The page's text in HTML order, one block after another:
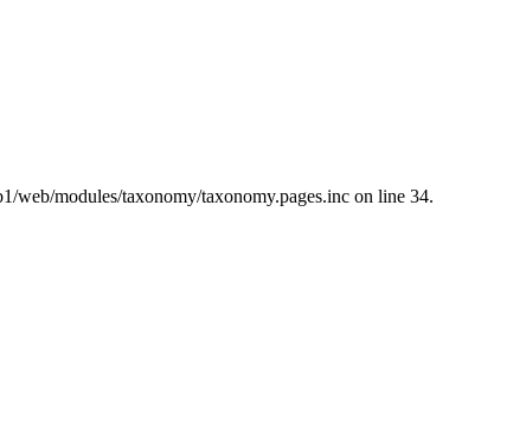
modules/taxonomy/taxonomy.pages.inc on line 34.